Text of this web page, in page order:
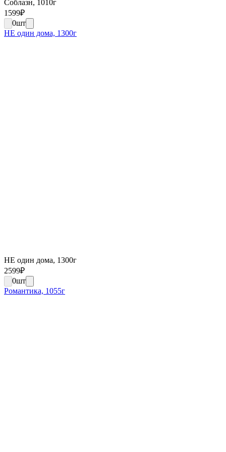
Соблазн, 1010г
1599₽
0шт
НЕ один дома, 1300г
НЕ один дома, 1300г
2599₽
0шт
Романтика, 1055г